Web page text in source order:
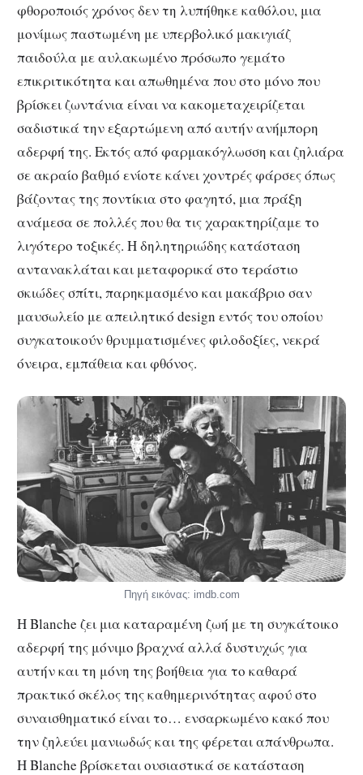
φθοροποιός χρόνος δεν τη λυπήθηκε καθόλου, μια
μονίμως παστωμένη με υπερβολικό μακιγιάζ
παιδούλα με αυλακωμένο πρόσωπο γεμάτο
επικριτικότητα και απωθημένα που στο μόνο που
βρίσκει ζωντάνια είναι να κακομεταχειρίζεται
σαδιστικά την εξαρτώμενη από αυτήν ανήμπορη
αδερφή της. Εκτός από φαρμακόγλωσση και ζηλιάρα
σε ακραίο βαθμό ενίοτε κάνει χοντρές φάρσες όπως
βάζοντας της ποντίκια στο φαγητό, μια πράξη
ανάμεσα σε πολλές που θα τις χαρακτηρίζαμε το
λιγότερο τοξικές. Η δηλητηριώδης κατάσταση
αντανακλάται και μεταφορικά στο τεράστιο
σκιώδες σπίτι, παρηκμασμένο και μακάβριο σαν
μαυσωλείο με απειλητικό design εντός του οποίου
συγκατοικούν θρυμματισμένες φιλοδοξίες, νεκρά
όνειρα, εμπάθεια και φθόνος.
Πηγή εικόνας: imdb.com
Η Blanche ζει μια καταραμένη ζωή με τη συγκάτοικο
αδερφή της μόνιμο βραχνά αλλά δυστυχώς για
αυτήν και τη μόνη της βοήθεια για το καθαρά
πρακτικό σκέλος της καθημερινότητας αφού στο
συναισθηματικό είναι το… ενσαρκωμένο κακό που
την ζηλεύει μανιωδώς και της φέρεται απάνθρωπα.
Η Blanche βρίσκεται ουσιαστικά σε κατάσταση